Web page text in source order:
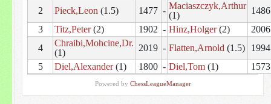
2
Pieck,Leon (1.5) 1477 - Maciaszczyk,Arthur
(1)
1486
3
Titz,Peter(2) 1902 - Hinz,Holger(2)
2006
4
Chraibi,Mohcine,Dr.
(1)
2019 - Flatten,Arnold (1.5)
1994
5
Diel,Alexander(1) 1800 - Diel,Tom(1) 1573
Powered by ChessLeagueManager